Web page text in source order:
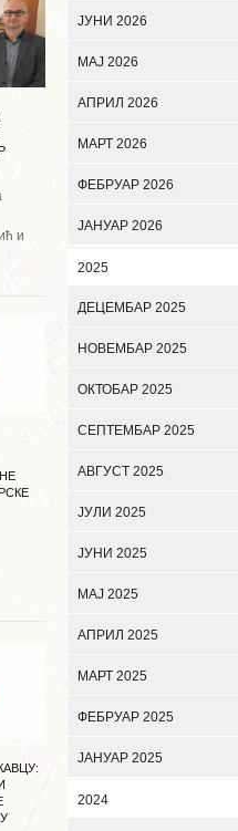
и
ЈУНИ 2026
МАЈ 2026
АПРИЛ 2026
МАРТ 2026
ФЕБРУАР 2026
ЈАНУАР 2026
2025
ДЕЦЕМБАР 2025
НОВЕМБАР 2025
ОКТОБАР 2025
СЕПТЕМБАР 2025
АВГУСТ 2025
ЈУЛИ 2025
ЈУНИ 2025
МАЈ 2025
АПРИЛ 2025
МАРТ 2025
ФЕБРУАР 2025
ЈАНУАР 2025
2024